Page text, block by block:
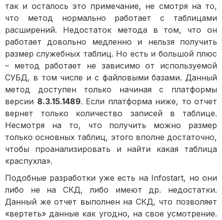
так и осталось это примечание, не смотря на то,
что метод нормально работает с таблицами
расширений. Недостаток метода в том, что он
работает довольно медленно и нельзя получить
размер служебных таблиц. Но есть и большой плюс
– метод работает не зависимо от используемой
СУБД, в том числе и с файловыми базами. Данный
метод доступен только начиная с платформы
версии 8.3.15.1489. Если платформа ниже, то отчет
вернет только количество записей в таблице.
Несмотря на то, что получить можно размер
только основных таблиц, этого вполне достаточно,
чтобы проанализировать и найти какая таблица
«распухла».
Подобные разработки уже есть на Infostart, но они
либо не на СКД, либо имеют др. недостатки.
Данный же отчет выполнен на СКД, что позволяет
«вертеть» данные как угодно, на свое усмотрение.